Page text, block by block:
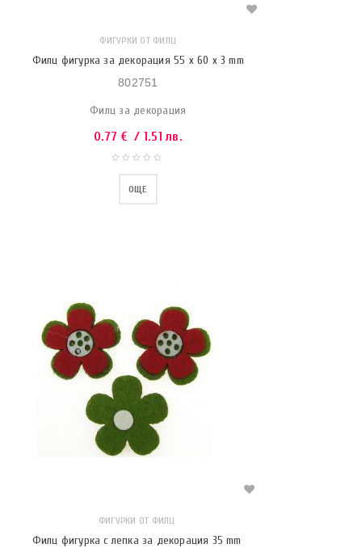
ФИГУРКИ ОТ ФИЛЦ
Филц фигурка за декорация 55 x 60 x 3 mm
802751
Филц за декорация
0.77 € / 1.51 лв.
ОЩЕ
ФИГУРКИ ОТ ФИЛЦ
Филц фигурка с лепка за декорация 35 mm